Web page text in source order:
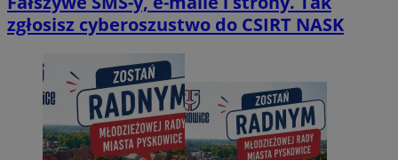
zgłosisz cyberoszustwo do CSIRT NASK